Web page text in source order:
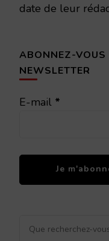
date de leur
ABONNEZ-VOUS
NEWSLETTER
E-mail *
Vous